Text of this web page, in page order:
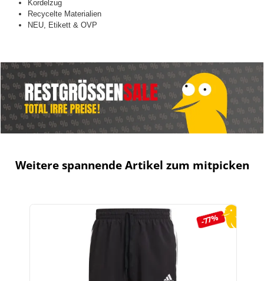
Kordelzug
Recycelte Materialien
NEU, Etikett & OVP
Weitere spannende Artikel zum mitpicken
Produktgalerie überspringen
-77%